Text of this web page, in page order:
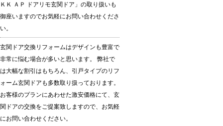
ＫＫ ＡＰ ドアリモ玄関ドア」の取り扱いも
御座いますのでお気軽にお問い合わせくださ
い。
玄関ドア交換リフォームはデザインも豊富で
非常に悩む場合が多いと思います。 弊社で
は大幅な割引はもちろん、引戸タイプのリフ
ォーム玄関ドアも多数取り扱っております。
お客様のプランにあわせた激安価格にて、玄
関ドアの交換をご提案致しますので、お気軽
にお問い合わせください。